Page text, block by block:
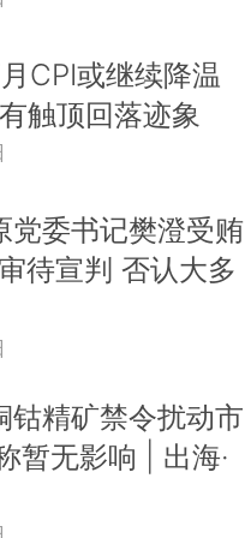
CPI或继续降温
触顶回落迹象
党委书记樊澄受贿
待宣判 否认大多
钴精矿禁令扰动市
暂无影响 | 出海·